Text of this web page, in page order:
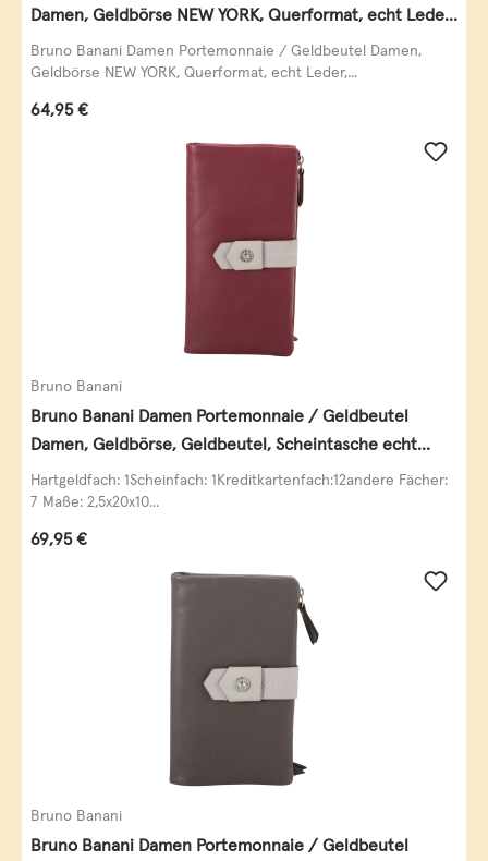
Damen, Geldbörse NEW YORK, Querformat, echt Leder,
schwarz
Bruno Banani Damen Portemonnaie / Geldbeutel Damen,
Geldbörse NEW YORK, Querformat, echt Leder,...
Regulärer Preis:
64,95 €
Bruno Banani
Bruno Banani Damen Portemonnaie / Geldbeutel
Damen, Geldbörse, Geldbeutel, Scheintasche echt
Leder
Hartgeldfach: 1Scheinfach: 1Kreditkartenfach:12andere Fächer:
7 Maße: 2,5x20x10...
Regulärer Preis:
69,95 €
Bruno Banani
Bruno Banani Damen Portemonnaie / Geldbeutel